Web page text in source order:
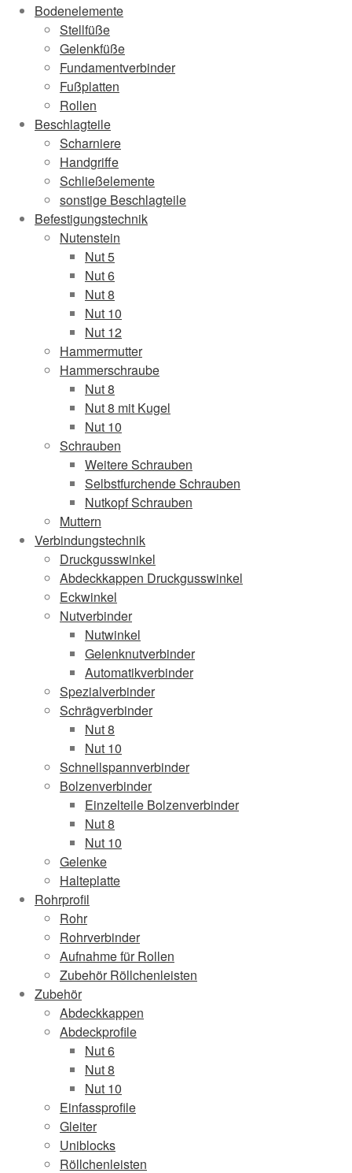
Bodenelemente
Stellfüße
Gelenkfüße
Fundamentverbinder
Fußplatten
Rollen
Beschlagteile
Scharniere
Handgriffe
Schließelemente
sonstige Beschlagteile
Befestigungstechnik
Nutenstein
Nut 5
Nut 6
Nut 8
Nut 10
Nut 12
Hammermutter
Hammerschraube
Nut 8
Nut 8 mit Kugel
Nut 10
Schrauben
Weitere Schrauben
Selbstfurchende Schrauben
Nutkopf Schrauben
Muttern
Verbindungstechnik
Druckgusswinkel
Abdeckkappen Druckgusswinkel
Eckwinkel
Nutverbinder
Nutwinkel
Gelenknutverbinder
Automatikverbinder
Spezialverbinder
Schrägverbinder
Nut 8
Nut 10
Schnellspannverbinder
Bolzenverbinder
Einzelteile Bolzenverbinder
Nut 8
Nut 10
Gelenke
Halteplatte
Rohrprofil
Rohr
Rohrverbinder
Aufnahme für Rollen
Zubehör Röllchenleisten
Zubehör
Abdeckkappen
Abdeckprofile
Nut 6
Nut 8
Nut 10
Einfassprofile
Gleiter
Uniblocks
Röllchenleisten